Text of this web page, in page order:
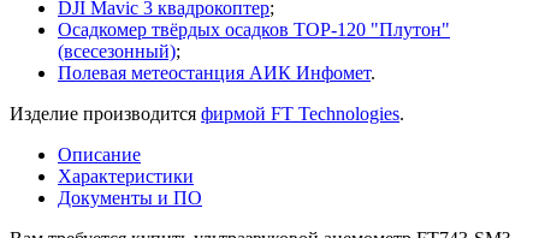
DJI Mavic 3 квадрокоптер;
Осадкомер твёрдых осадков ТОР-120 "Плутон"
(всесезонный);
Полевая метеостанция АИК Инфомет.
Изделие производится фирмой FT Technologies.
Описание
Характеристики
Документы и ПО